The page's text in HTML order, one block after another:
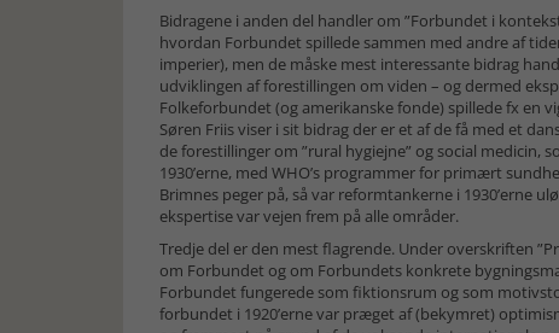
Bidragene i anden del handler om ”Forbundet i
hvordan Forbundet spillede sammen med andre af
imperier), men de måske mest interessante bidrag
udviklingen af forestillingen om viden – og dermed
Folkeforbundet (og amerikanske fonde) spillede fx en
Søren Friis viser i sit bidrag der er et af de få med et
de forestillinger om ”rural hygiejne” og social
1930’erne, med WHO’s programmer for primært
Brimnes peger på, så var reformtankerne i 1930’erne
ekspertise var vejen frem på alle områder.
Tredje del er den mest flagrende. Under overskriften
om Forbundet og om Forbundets konkrete
Forbundet fungerede som fiktionsrum og som
forbundet i 1920’erne var præget af (bekymret)